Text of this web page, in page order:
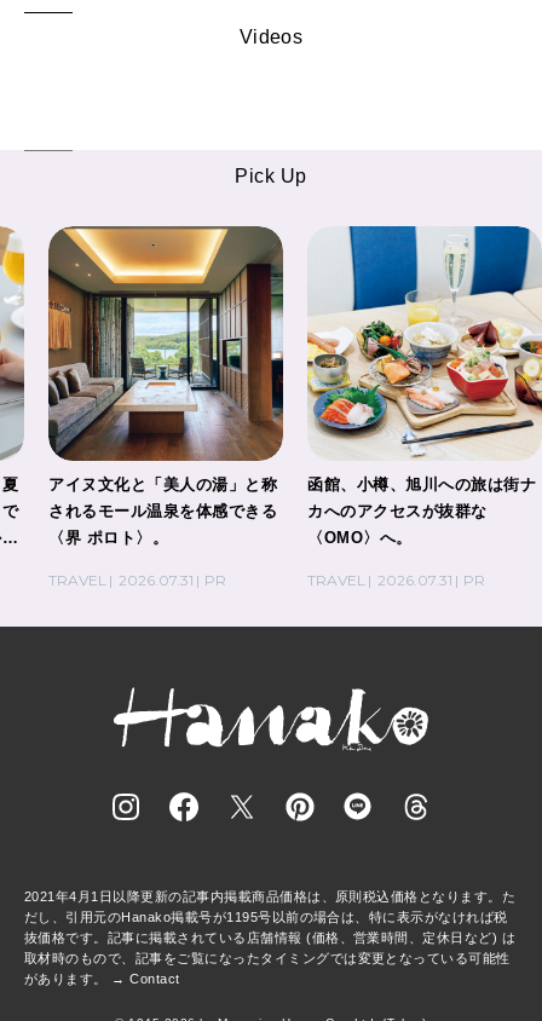
Videos
Pick Up
アイヌ文化と「美人の湯」と称
されるモール温泉を体感できる
〈界 ポロト〉。
TRAVEL 2026.07.31 PR
函館、小樽、旭川への旅は街ナ
カへのアクセスが抜群な
〈OMO〉へ。
TRAVEL 2026.07.31 PR
2021年4月1日以降更新の記事内掲載商品価格は、原則税込価格となります。た
だし、引用元のHanako掲載号が1195号以前の場合は、特に表示がなければ税
抜価格です。記事に掲載されている店舗情報 (価格、営業時間、定休日など) は
取材時のもので、記事をご覧になったタイミングでは変更となっている可能性
があります。 →Contact